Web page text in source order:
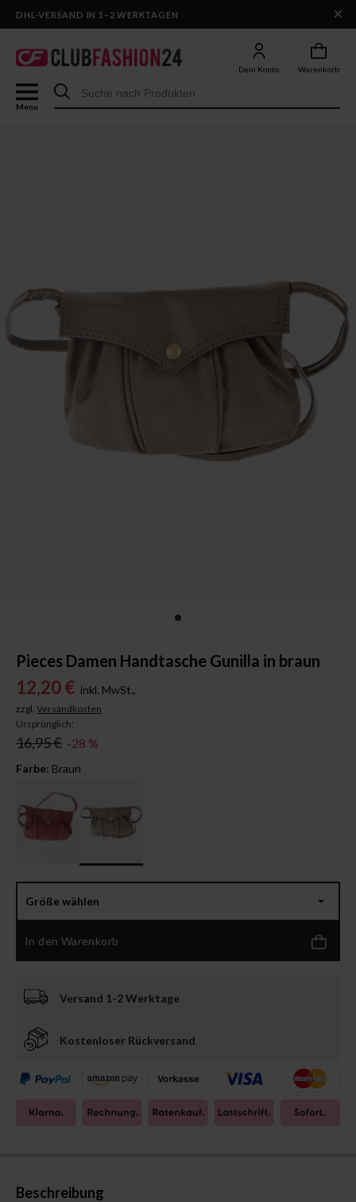
Dein Konto Warenkorb
Menu
DHL-VERSAND IN 1–2 WERKTAGEN ×
Pieces Damen Handtasche Gunilla in braun
12,20 € inkl. MwSt.,
zzgl. Versandkosten
Ursprünglich:
16,95 € -28 %
Farbe: Braun
Größe wählen
In den Warenkorb
Versand 1-2 Werktage
Kostenloser Rückversand
Beschreibung